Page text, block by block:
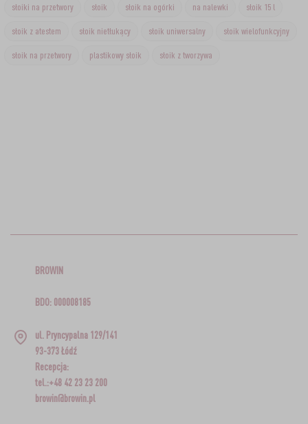
słoiki na przetwory słoik słoik na ogórki na nalewki słoik 15 l
słoik z atestem słoik nietłukący słoik uniwersalny słoik wielofunkcyjny
słoik na przetwory plastikowy słoik słoik z tworzywa
BROWIN
BDO: 000008185
ul. Pryncypalna 129/141
93-373 Łódź
Recepcja:
tel.:+48 42 23 23 200
browin@browin.pl